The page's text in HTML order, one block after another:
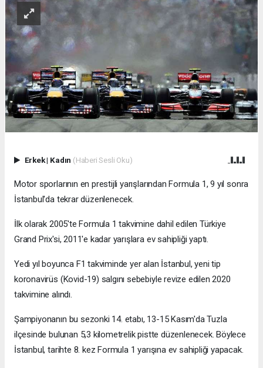
Erkek| Kadın (Haberi Sesli Oku)
Motor sporlarının en prestijli yarışlarından Formula 1, 9 yıl sonra
İstanbul'da tekrar düzenlenecek.
İlk olarak 2005'te Formula 1 takvimine dahil edilen Türkiye
Grand Prix'si, 2011'e kadar yarışlara ev sahipliği yaptı.
Yedi yıl boyunca F1 takviminde yer alan İstanbul, yeni tip
koronavirüs (Kovid-19) salgını sebebiyle revize edilen 2020
takvimine alındı.
Şampiyonanın bu sezonki 14. etabı, 13-15 Kasım'da Tuzla
ilçesinde bulunan 5,3 kilometrelik pistte düzenlenecek. Böylece
İstanbul, tarihte 8. kez Formula 1 yarışına ev sahipliği yapacak.